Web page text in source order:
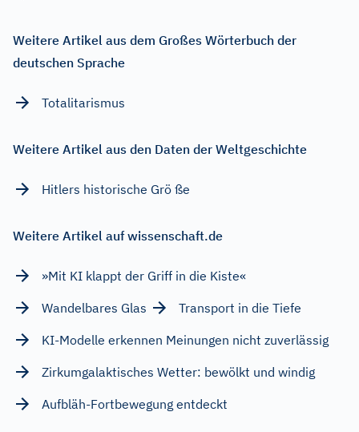
Weitere Artikel aus dem Großes Wörterbuch der
deutschen Sprache
Totalitarismus
Weitere Artikel aus den Daten der Weltgeschichte
Hitlers historische Grö ße
Weitere Artikel auf wissenschaft.de
»Mit KI klappt der Griff in die Kiste«
Wandelbares Glas
Transport in die Tiefe
KI-Modelle erkennen Meinungen nicht zuverlässig
Zirkumgalaktisches Wetter: bewölkt und windig
Aufbläh-Fortbewegung entdeckt